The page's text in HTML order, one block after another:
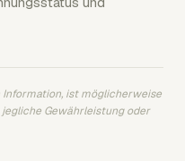
ist möglicherweise
Gewährleistung oder